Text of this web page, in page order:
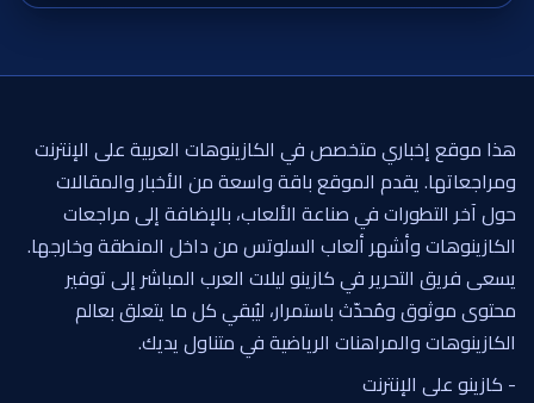
هذا موقع إخباري متخصص في الكازينوهات العربية على الإنترنت
ومراجعاتها. يقدم الموقع باقة واسعة من الأخبار والمقالات
حول آخر التطورات في صناعة الألعاب، بالإضافة إلى مراجعات
الكازينوهات وأشهر ألعاب السلوتس من داخل المنطقة وخارجها.
يسعى فريق التحرير في كازينو ليلات العرب المباشر إلى توفير
محتوى موثوق ومُحدّث باستمرار، ليُبقي كل ما يتعلق بعالم
الكازينوهات والمراهنات الرياضية في متناول يديك.
- كازينو على الإنترنت